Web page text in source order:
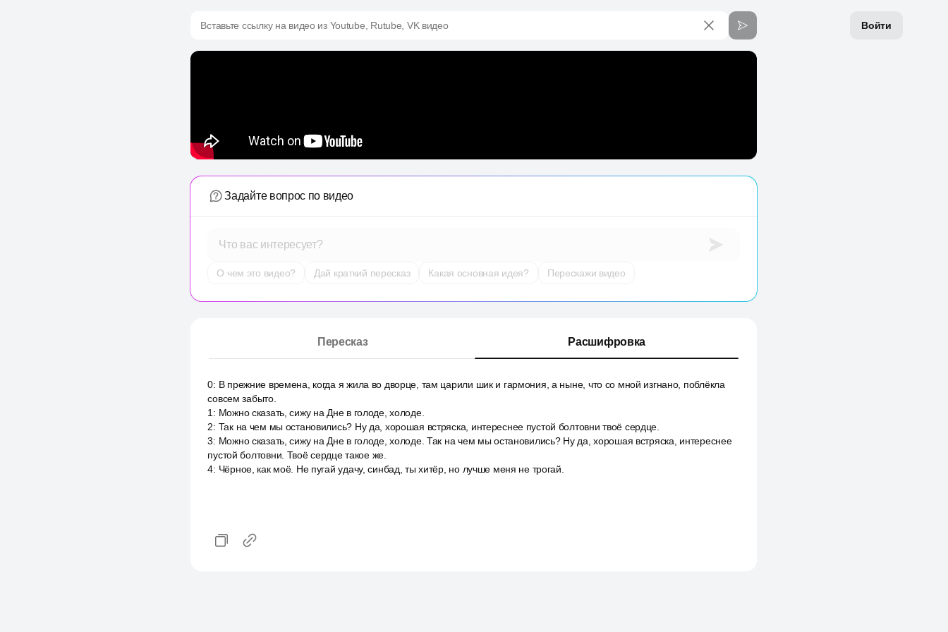
Войти
Вставьте ссылку на видео из Youtube, Rutube, VK видео
Задайте вопрос по видео
Что вас интересует?
О чем это видео? Дай краткий пересказ Какая основная идея? Перескажи видео
Пересказ Расшифровка
0: В прежние времена, когда я жила во дворце, там царили шик и гармония, а ныне, что со мной изгнано, поблёкла
совсем забыто.
1 : Можно сказать, сижу на Дне в голоде, холоде.
2: Так на чем мы остановились? Ну да, хорошая встряска, интереснее пустой болтовни твоё сердце.
3: Можно сказать, сижу на Дне в голоде, холоде. Так на чем мы остановились? Ну да, хорошая встряска, интереснее
пустой болтовни. Твоё сердце такое же.
4: Чёрное, как моё. Не пугай удачу, синбад, ты хитёр, но лучше меня не трогай.